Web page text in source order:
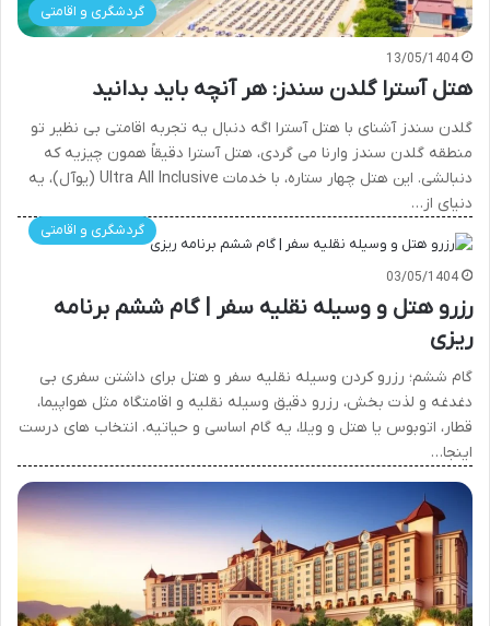
گردشگری و اقامتی
13/05/1404
هتل آسترا گلدن سندز: هر آنچه باید بدانید
گلدن سندز آشنای با هتل آسترا اگه دنبال یه تجربه اقامتی بی نظیر تو
منطقه گلدن سندز وارنا می گردی، هتل آسترا دقیقاً همون چیزیه که
دنبالشی. این هتل چهار ستاره، با خدمات Ultra All Inclusive (یوآل)، یه
دنیای از…
گردشگری و اقامتی
03/05/1404
رزرو هتل و وسیله نقلیه سفر | گام ششم برنامه
ریزی
گام ششم؛ رزرو کردن وسیله نقلیه سفر و هتل برای داشتن سفری بی
دغدغه و لذت بخش، رزرو دقیق وسیله نقلیه و اقامتگاه مثل هواپیما،
قطار، اتوبوس یا هتل و ویلا، یه گام اساسی و حیاتیه. انتخاب های درست
اینجا…